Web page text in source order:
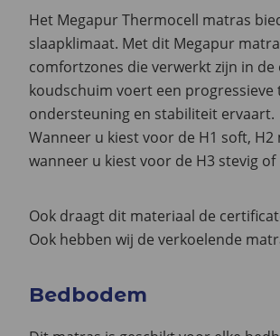
Het Megapur Thermocell matras
slaapklimaat. Met dit Megapur
comfortzones die verwerkt zijn in
koudschuim voert een
ondersteuning en stabiliteit ervaart.
Wanneer u kiest voor de H1 soft,
wanneer u kiest voor de H3 stevig
Ook draagt dit materiaal de
Ook hebben wij de verkoelende
Bedbodem